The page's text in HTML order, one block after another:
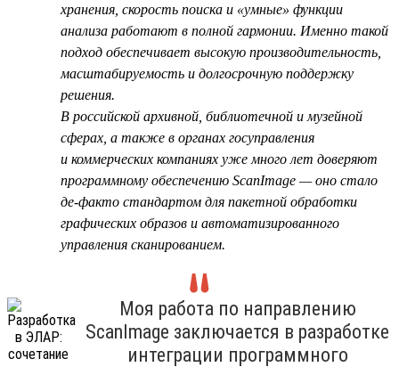
хранения, скорость поиска и «умные» функции
анализа работают в полной гармонии. Именно такой
подход обеспечивает высокую производительность,
масштабируемость и долгосрочную поддержку
решения.
В российской архивной, библиотечной и музейной
сферах, а также в органах госуправления
и коммерческих компаниях уже много лет доверяют
программному обеспечению ScanImage — оно стало
де-факто стандартом для пакетной обработки
графических образов и автоматизированного
управления сканированием.
Моя работа по направлению
ScanImage заключается в разработке
интеграции программного